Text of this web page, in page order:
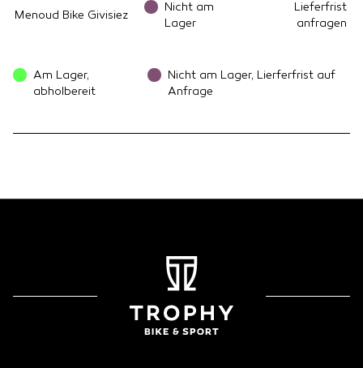
Menoud Bike Givisiez
Nicht am
Lager
Lieferfrist
anfragen
Am Lager,
abholbereit
Nicht am Lager, Lierferfrist auf
Anfrage